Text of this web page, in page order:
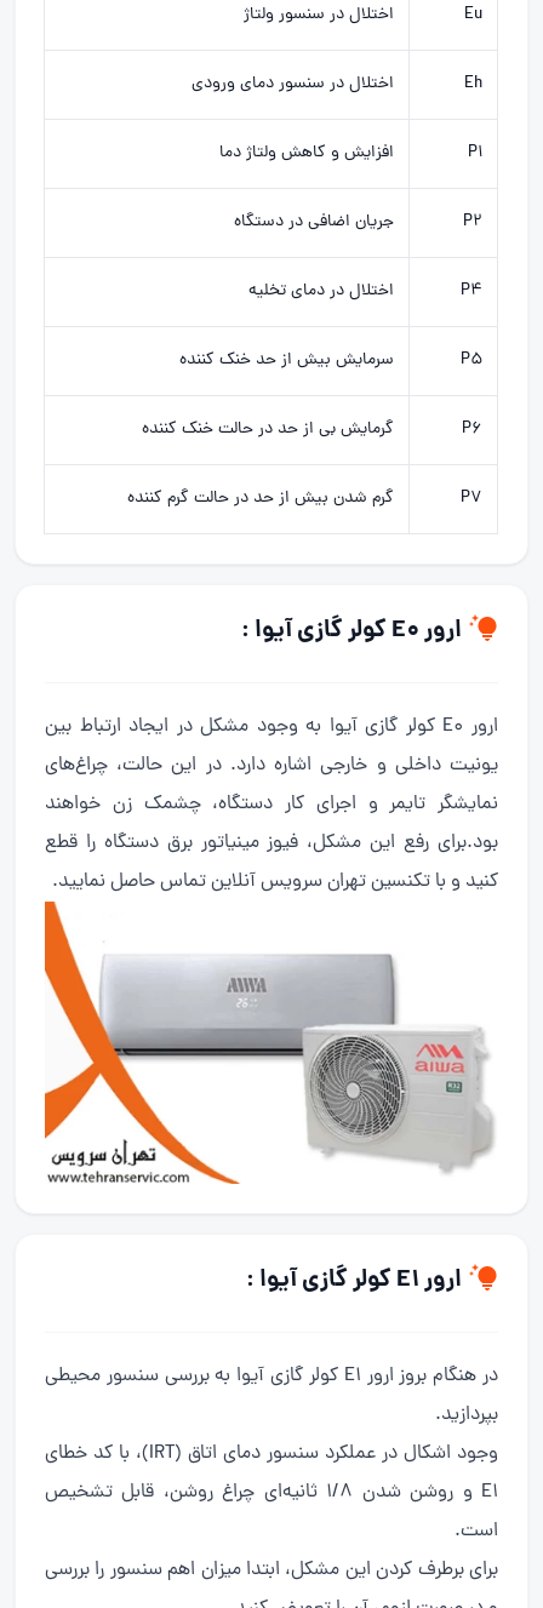
Eu اختلال در سنسور ولتاژ
Eh اختلال در سنسور دمای ورودی
P1 افزایش و کاهش ولتاژ دما
P2 جریان اضافی در دستگاه
P4 اختلال در دمای تخلیه
P5 سرمایش بیش از حد خنک کننده
P6 گرمایش بی از حد در حالت خنک کننده
P7 گرم شدن بیش از حد در حالت گرم کننده
ارور E0 کولر گازی آیوا :
ارور E0 کولر گازی آیوا به وجود مشکل در ایجاد ارتباط بین
یونیت داخلی و خارجی اشاره دارد. در این حالت، چراغ‌های
نمایشگر تایمر و اجرای کار دستگاه، چشمک زن خواهند
بود.برای رفع این مشکل، فیوز مینیاتور برق دستگاه را قطع
کنید و با تکنسین تهران سرویس آنلاین تماس حاصل نمایید.
ارور E1 کولر گازی آیوا :
در هنگام بروز ارور E1 کولر گازی آیوا به بررسی سنسور محیطی
بپردازید.
وجود اشکال در عملکرد سنسور دمای اتاق (IRT)، با کد خطای
E1 و روشن شدن 1/8 ثانیه‌ای چراغ روشن، قابل تشخیص
است.
برای برطرف کردن این مشکل، ابتدا میزان اهم سنسور را بررسی